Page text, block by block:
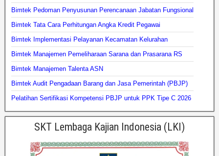
Bimtek Pedoman Penyusunan Perencanaan Jabatan Fungsional
Bimtek Tata Cara Perhitungan Angka Kredit Pegawai
Bimtek Implementasi Pelayanan Kecamatan Kelurahan
Bimtek Manajemen Pemeliharaan Sarana dan Prasarana RS
Bimtek Manajemen Talenta ASN
Bimtek Audit Pengadaan Barang dan Jasa Pemerintah (PBJP)
Pelatihan Sertifikasi Kompetensi PBJP untuk PPK Tipe C 2026
SKT Lembaga Kajian Indonesia (LKI)